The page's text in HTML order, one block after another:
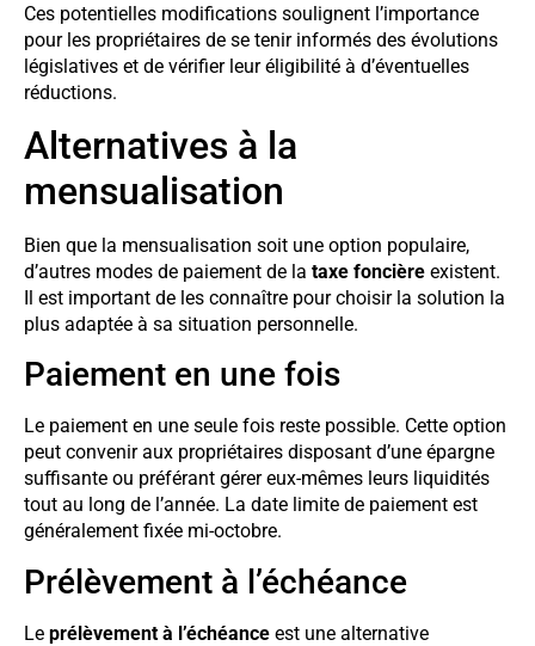
Ces potentielles modifications soulignent l’importance
pour les propriétaires de se tenir informés des évolutions
législatives et de vérifier leur éligibilité à d’éventuelles
réductions.
Alternatives à la
mensualisation
Bien que la mensualisation soit une option populaire,
d’autres modes de paiement de la taxe foncière existent.
Il est important de les connaître pour choisir la solution la
plus adaptée à sa situation personnelle.
Paiement en une fois
Le paiement en une seule fois reste possible. Cette option
peut convenir aux propriétaires disposant d’une épargne
suffisante ou préférant gérer eux-mêmes leurs liquidités
tout au long de l’année. La date limite de paiement est
généralement fixée mi-octobre.
Prélèvement à l’échéance
Le prélèvement à l’échéance est une alternative